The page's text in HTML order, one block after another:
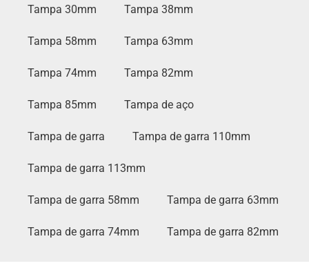
Tampa 30mm Tampa 38mm
Tampa 58mm Tampa 63mm
Tampa 74mm Tampa 82mm
Tampa 85mm Tampa de aço
Tampa de garra Tampa de garra 110mm
Tampa de garra 113mm
Tampa de garra 58mm Tampa de garra 63mm
Tampa de garra 74mm Tampa de garra 82mm